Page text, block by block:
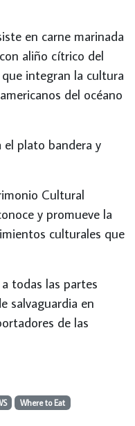
en carne marinada
aliño cítrico del
integran la cultura
del océano
el plato bandera y
Cultural
y promueve la
culturales que
todas las partes
salvaguardia en
de las
Where to Eat